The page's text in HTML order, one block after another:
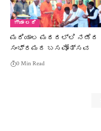
ಗ್ಯಾ ಲರಿ
ಮರಿಯಾಲ ಮಠದಲ್ಲಿ ನಡೆದ
ಸಂಭ್ರಮದ ಬಸವೋತ್ಸವ
0 Min Read